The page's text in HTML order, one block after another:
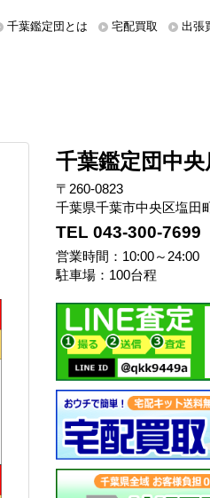
千葉鑑定団とは 宅配買取 出張
千葉鑑定団中央
〒260-0823
千葉県千葉市中央区塩田
TEL 043-300-7699
営業時間：10:00～24:00
駐車場：100台程